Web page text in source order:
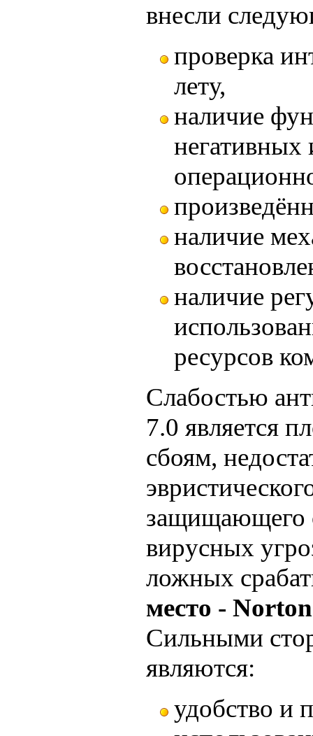
внесли
проверка
лету,
наличие
негативных
наличие
наличие
ресурсов
Слабостью
7.0 является
сбоям,
защищающего
вирусных
ложных
место -
Сильными
являются:
удобство и